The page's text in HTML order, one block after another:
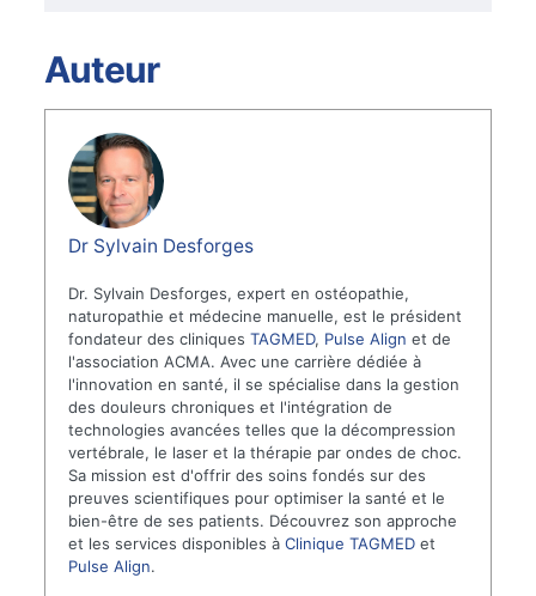
Auteur
Dr Sylvain Desforges
Dr. Sylvain Desforges, expert en ostéopathie,
naturopathie et médecine manuelle, est le président
fondateur des cliniquesTAGMED, Pulse Align et de
l'association ACMA. Avec une carrière dédiée à
l'innovation en santé, il se spécialise dans la gestion
des douleurs chroniques et l'intégration de
technologies avancées telles que la décompression
vertébrale, le laser et la thérapie par ondes de choc.
Sa mission est d'offrir des soins fondés sur des
preuves scientifiques pour optimiser la santé et le
bien-être de ses patients. Découvrez son approche
et les services disponibles àClinique TAGMED et
Pulse Align.